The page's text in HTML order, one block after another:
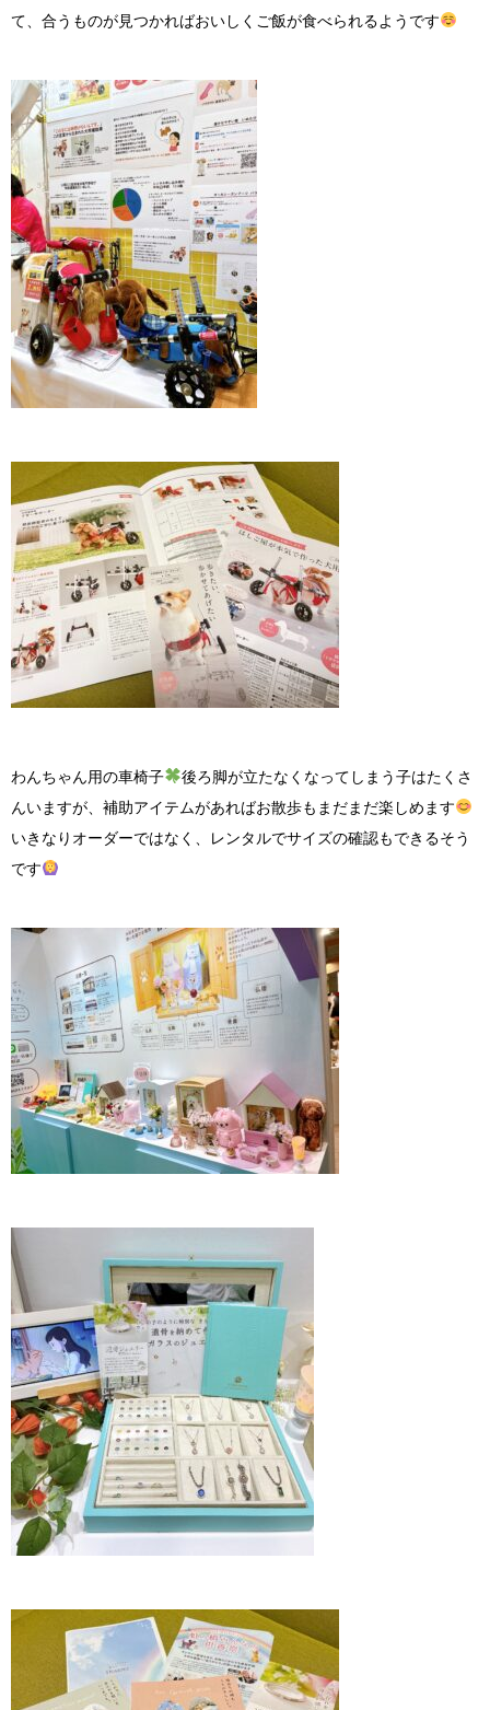
て、合うものが見つかればおいしくご飯が食べられるようです
わんちゃん用の車椅子
後ろ脚が立たなくなってしまう子はたくさ
んいますが、補助アイテムがあればお散歩もまだまだ楽しめます
いきなりオーダーではなく、レンタルでサイズの確認もできるそう
です